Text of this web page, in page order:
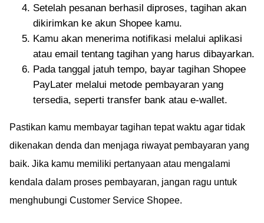
Setelah pesanan berhasil diproses, tagihan akan
dikirimkan ke akun Shopee kamu.
Kamu akan menerima notifikasi melalui aplikasi
atau email tentang tagihan yang harus dibayarkan.
Pada tanggal jatuh tempo, bayar tagihan Shopee
PayLater melalui metode pembayaran yang
tersedia, seperti transfer bank atau e-wallet.
Pastikan kamu membayar tagihan tepat waktu agar tidak
dikenakan denda dan menjaga riwayat pembayaran yang
baik. Jika kamu memiliki pertanyaan atau mengalami
kendala dalam proses pembayaran, jangan ragu untuk
menghubungi Customer Service Shopee.